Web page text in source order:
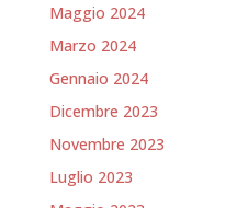
Maggio 2024
Marzo 2024
Gennaio 2024
Dicembre 2023
Novembre 2023
Luglio 2023